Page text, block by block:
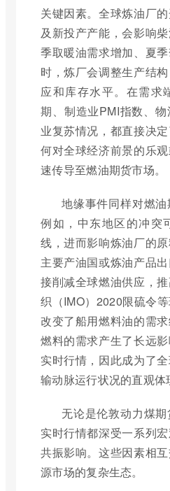
关键因素。全球炼油厂
及新投产产能，会影响
季取暖油需求增加、夏
时，炼厂会调整生产结
应和库存水平。在需求
期、制造业PMI指数、
业复苏情况，都直接决
何对全球经济前景的乐
速传导至燃油期货市场。
地缘事件同样对燃油
例如，中东地区的冲突
线，进而影响炼油厂的
主要产油国或炼油产品
接削减全球燃油供应，
织（IMO）2020限硫令
改变了船用燃料油的需
燃料的需求产生了长远
实时行情，因此成为了
输动脉运行状况的直观体
无论是伦敦动力煤
实时行情都深受一系列
共振影响。这些因素相
源市场的复杂生态。